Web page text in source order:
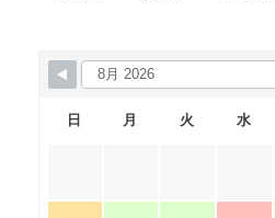
日 月 火 水